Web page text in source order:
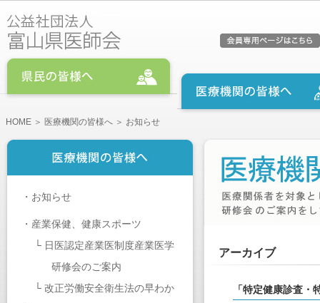
HOME ＞ 医療機関の皆様へ ＞ お知らせ
・ お知らせ
・ 産業保健、健康スポーツ
└ 日医認定産業医制度産業医学
研修会のご案内
└ 改正労働安全衛生法の早わか
アーカイブ
「特定健康診査